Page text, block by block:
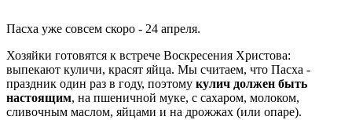
Пасха уже совсем скоро - 24 апреля.
Хозяйки готовятся к встрече Воскресения Христова:
выпекают куличи, красят яйца. Мы считаем, что Пасха -
праздник один раз в году, поэтому кулич должен быть
настоящим, на пшеничной муке, с сахаром, молоком,
сливочным маслом, яйцами и на дрожжах (или опаре).